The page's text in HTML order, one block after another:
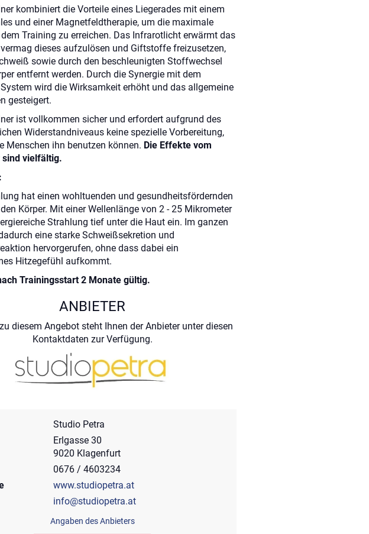
kombiniert die Vorteile eines Liegerades mit einem
und einer Magnetfeldtherapie, um die maximale
Training zu erreichen. Das Infrarotlicht erwärmt das
vermag dieses aufzulösen und Giftstoffe freizusetzen,
sowie durch den beschleunigten Stoffwechsel
entfernt werden. Durch die Synergie mit dem
wird die Wirksamkeit erhöht und das allgemeine
gesteigert.
ist vollkommen sicher und erfordert aufgrund des
Widerstandniveaus keine spezielle Vorbereitung,
Menschen ihn benutzen können. Die Effekte vom
vielfältig.
hat einen wohltuenden und gesundheitsfördernden
Körper. Mit einer Wellenlänge von 2 - 25 Mikrometer
Strahlung tief unter die Haut ein. Im ganzen
eine starke Schweißsekretion und
hervorgerufen, ohne dass dabei ein
Hitzegefühl aufkommt.
Trainingsstart 2 Monate gültig.
ANBIETER
diesem Angebot steht Ihnen der Anbieter unter diesen
Kontaktdaten zur Verfügung.
Studio Petra
Erlgasse 30
9020 Klagenfurt
0676 / 4603234
www.studiopetra.at
info@studiopetra.at
Angaben des Anbieters